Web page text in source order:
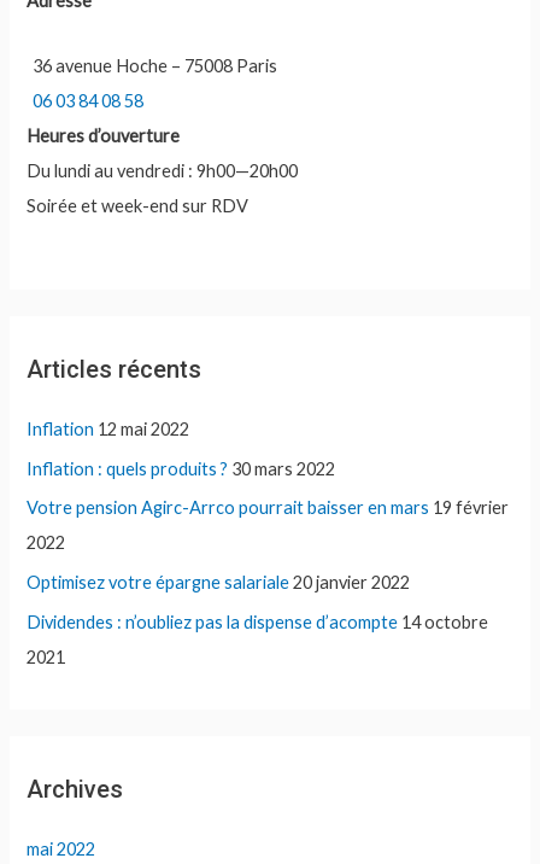
e
r
:
36 avenue Hoche – 75008 Paris
06 03 84 08 58
Heures d’ouverture
Du lundi au vendredi : 9h00—20h00
Soirée et week-end sur RDV
Articles récents
Inflation 12 mai 2022
Inflation : quels produits ? 30 mars 2022
Votre pension Agirc-Arrco pourrait baisser en mars 19 février
2022
Optimisez votre épargne salariale 20 janvier 2022
Dividendes : n’oubliez pas la dispense d’acompte 14 octobre
2021
Archives
mai 2022